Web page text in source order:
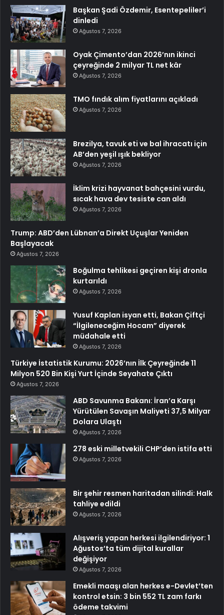
Başkan Şadi Özdemir, Esentepeliler’i
dinledi
Ağustos 7, 2026
Oyak Çimento’dan 2026’nın ikinci
çeyreğinde 2 milyar TL net kâr
Ağustos 7, 2026
TMO fındık alım fiyatlarını açıkladı
Ağustos 7, 2026
Brezilya, tavuk eti ve bal ihracatı için
AB’den yeşil ışık bekliyor
Ağustos 7, 2026
İklim krizi hayvanat bahçesini vurdu,
sıcak hava dev tesiste can aldı
Ağustos 7, 2026
Trump: ABD’den Lübnan’a Direkt Uçuşlar Yeniden
Başlayacak
Ağustos 7, 2026
Boğulma tehlikesi geçiren kişi dronla
kurtarıldı
Ağustos 7, 2026
Yusuf Kaplan isyan etti, Bakan Çiftçi
“İlgileneceğim Hocam” diyerek
müdahale etti
Ağustos 7, 2026
Türkiye İstatistik Kurumu: 2026’nın İlk Çeyreğinde 11
Milyon 520 Bin Kişi Yurt İçinde Seyahate Çıktı
Ağustos 7, 2026
ABD Savunma Bakanı: İran’a Karşı
Yürütülen Savaşın Maliyeti 37,5 Milyar
Dolara Ulaştı
Ağustos 7, 2026
278 eski milletvekili CHP’den istifa etti
Ağustos 7, 2026
Bir şehir resmen haritadan silindi: Halk
tahliye edildi
Ağustos 7, 2026
Alışveriş yapan herkesi ilgilendiriyor: 1
Ağustos’ta tüm dijital kurallar
değişiyor
Ağustos 7, 2026
Emekli maaşı alan herkes e-Devlet’ten
kontrol etsin: 3 bin 552 TL zam farkı
ödeme takvimi